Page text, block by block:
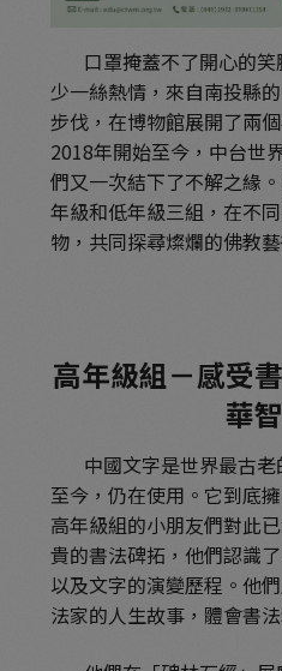
口罩掩蓋不了開心的笑
少一絲熱情，來自南投縣
步伐，在博物館展開了兩
2018年開始至今，中台世
們又一次結下了不解之緣
年級和低年級三組，在不
物，共同探尋燦爛的佛教
高年級組－感受
華
中國文字是世界最古老
至今，仍在使用。它到底
高年級組的小朋友們對此
貴的書法碑拓，他們認識
以及文字的演變歷程。他
法家的人生故事，體會書